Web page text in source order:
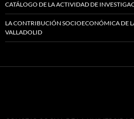
CATÁLOGO DE LA ACTIVIDAD DE
LA CONTRIBUCIÓN SOCIOECONÓMICA DE
VALLADOLID